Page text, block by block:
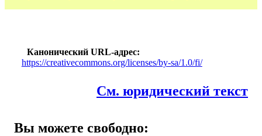
Канонический URL-адрес
https://creativecommons.org/licenses/by-sa/1.0/fi/
См. юридический текст
Вы можете свободно: